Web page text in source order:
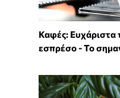
Καφές: Ευχάριστα
εσπρέσο - Το